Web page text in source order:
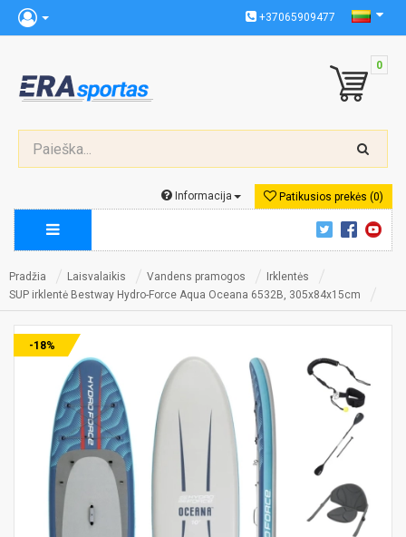
+37065909477
0
Patikusios prekės (0)
Informacija
Pradžia Laisvalaikis Vandens pramogos
Irklentės
SUP irklentė Bestway Hydro-Force Aqua Oceana 6532B, 305x84x15cm
-18%